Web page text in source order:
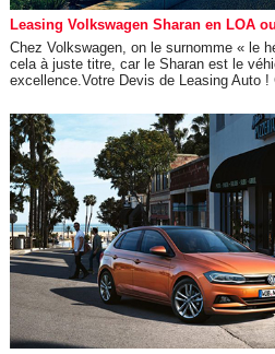
Leasing Volkswagen Sharan en LOA
Chez Volkswagen, on le surnomme « le
cela à juste titre, car le Sharan est le
excellence.Votre Devis de Leasing Auto